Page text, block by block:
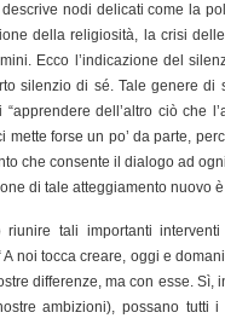
nodi delicati come la
della religiosità, la crisi
Ecco l’indicazione del
silenzio di sé. Tale genere
dell’altro ciò che
mette forse un po’ da parte,
che consente il dialogo ad
di tale atteggiamento nuovo
riunire tali importanti
A noi tocca creare, oggi e
differenze, ma con esse. Sì,
ambizioni), possano tutti